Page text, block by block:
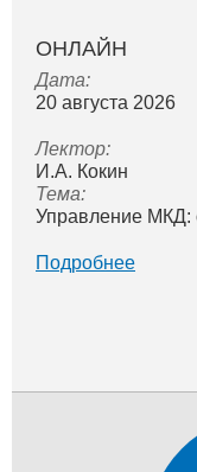
ОНЛАЙН
Дата:
20 августа 2026
Лектор:
И.А. Кокин
Тема:
Управление МКД:
Подробнее